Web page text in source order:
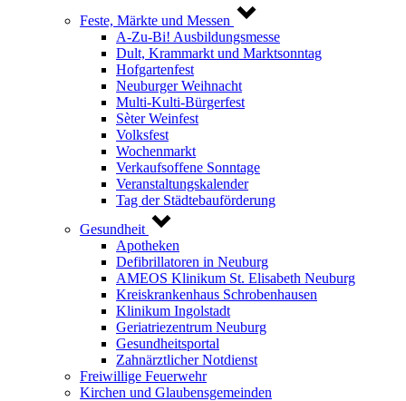
Feste, Märkte und Messen
A-Zu-Bi! Ausbildungsmesse
Dult, Krammarkt und Marktsonntag
Hofgartenfest
Neuburger Weihnacht
Multi-Kulti-Bürgerfest
Sèter Weinfest
Volksfest
Wochenmarkt
Verkaufsoffene Sonntage
Veranstaltungskalender
Tag der Städtebauförderung
Gesundheit
Apotheken
Defibrillatoren in Neuburg
AMEOS Klinikum St. Elisabeth Neuburg
Kreiskrankenhaus Schrobenhausen
Klinikum Ingolstadt
Geriatriezentrum Neuburg
Gesundheitsportal
Zahnärztlicher Notdienst
Freiwillige Feuerwehr
Kirchen und Glaubensgemeinden